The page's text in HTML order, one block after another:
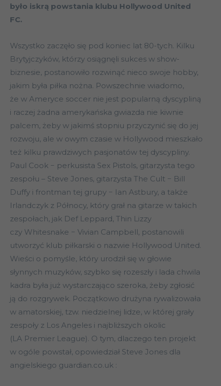
było iskrą powstania klubu Hollywood United
FC.
Wszystko zaczęło się pod koniec lat 80-tych. Kilku
Brytyjczyków, którzy osiągnęli sukces w show-
biznesie, postanowiło rozwinąć nieco swoje hobby,
jakim była piłka nożna. Powszechnie wiadomo,
że w Ameryce soccer nie jest popularną dyscypliną
i raczej żadna amerykańska gwiazda nie kiwnie
palcem, żeby w jakimś stopniu przyczynić się do jej
rozwoju, ale w owym czasie w Hollywood mieszkało
też kilku prawdziwych pasjonatów tej dyscypliny.
Paul Cook − perkusista Sex Pistols, gitarzysta tego
zespołu – Steve Jones, gitarzysta The Cult − Bill
Duffy i frontman tej grupy − Ian Astbury, a także
Irlandczyk z Północy, który grał na gitarze w takich
zespołach, jak Def Leppard, Thin Lizzy
czy Whitesnake − Vivian Campbell, postanowili
utworzyć klub piłkarski o nazwie Hollywood United.
Wieści o pomyśle, który urodził się w głowie
słynnych muzyków, szybko się rozeszły i lada chwila
kadra była już wystarczająco szeroka, żeby zgłosić
ją do rozgrywek. Początkowo drużyna rywalizowała
w amatorskiej, tzw. niedzielnej lidze, w której grały
zespoły z Los Angeles i najbliższych okolic
(LA Premier League). O tym, dlaczego ten projekt
w ogóle powstał, opowiedział Steve Jones dla
angielskiego guardian.co.uk :